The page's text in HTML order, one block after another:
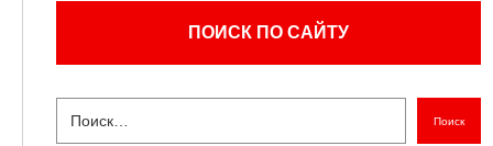
ПОИСК ПО САЙТУ
Поиск